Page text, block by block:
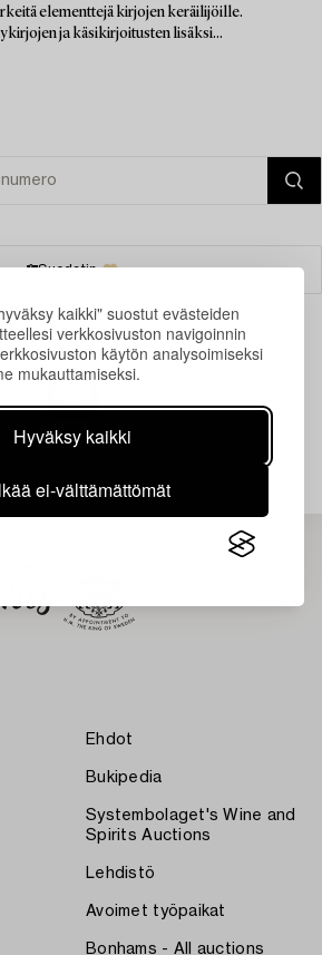
kaikki" suostut evästeiden
verkkosivuston navigoinnin
käytön analysoimiseksi
mukauttamiseksi.
Hyväksy kaikki
ei-välttämättömät
elementtejä kirjojen keräilijöille.
ja käsikirjoitusten lisäksi...
Suodatin
LASI TYHJENNÄ KAIKKI
hakuasi vastaavia kohteita.
Ehdot
Bukipedia
Systembolaget's Wine and
Spirits Auctions
Lehdistö
Avoimet työpaikat
Bonhams - All auctions